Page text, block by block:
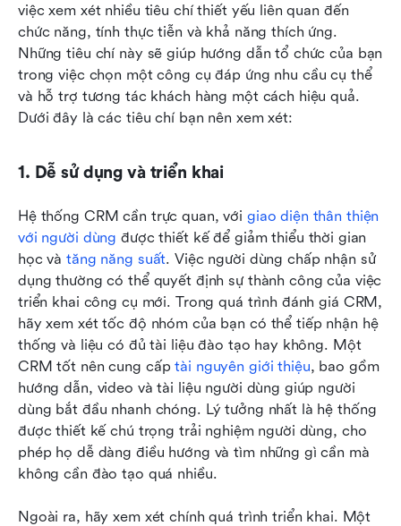
việc xem xét nhiều tiêu chí thiết yếu liên quan đến
chức năng, tính thực tiễn và khả năng thích ứng.
Những tiêu chí này sẽ giúp hướng dẫn tổ chức của bạn
trong việc chọn một công cụ đáp ứng nhu cầu cụ thể
và hỗ trợ tương tác khách hàng một cách hiệu quả.
Dưới đây là các tiêu chí bạn nên xem xét:
1. Dễ sử dụng và triển khai
Hệ thống CRM cần trực quan, với giao diện thân thiện
với người dùng được thiết kế để giảm thiểu thời gian
học và tăng năng suất. Việc người dùng chấp nhận sử
dụng thường có thể quyết định sự thành công của việc
triển khai công cụ mới. Trong quá trình đánh giá CRM,
hãy xem xét tốc độ nhóm của bạn có thể tiếp nhận hệ
thống và liệu có đủ tài liệu đào tạo hay không. Một
CRM tốt nên cung cấp tài nguyên giới thiệu, bao gồm
hướng dẫn, video và tài liệu người dùng giúp người
dùng bắt đầu nhanh chóng. Lý tưởng nhất là hệ thống
được thiết kế chú trọng trải nghiệm người dùng, cho
phép họ dễ dàng điều hướng và tìm những gì cần mà
không cần đào tạo quá nhiều.
Ngoài ra, hãy xem xét chính quá trình triển khai. Một